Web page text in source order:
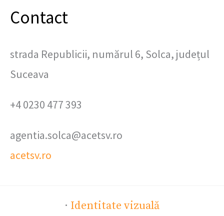
Contact
strada Republicii, numărul 6, Solca, județul
Suceava
+4 0230 477 393
agentia.solca@acetsv.ro
acetsv.ro
· Identitate vizuală